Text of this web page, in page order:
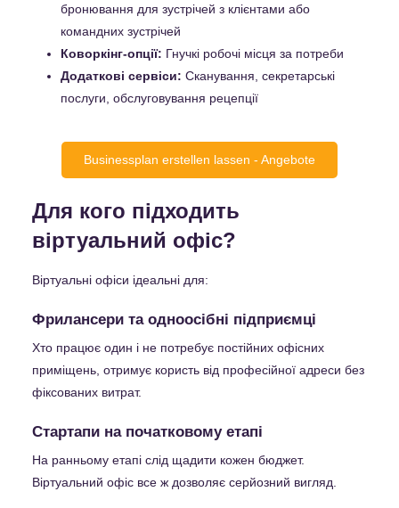
бронювання для зустрічей з клієнтами або
командних зустрічей
Коворкінг-опції: Гнучкі робочі місця за потреби
Додаткові сервіси: Сканування, секретарські
послуги, обслуговування рецепції
Businessplan erstellen lassen - Angebote
Для кого підходить
віртуальний офіс?
Віртуальні офіси ідеальні для:
Фрилансери та одноосібні підприємці
Хто працює один і не потребує постійних офісних
приміщень, отримує користь від професійної адреси без
фіксованих витрат.
Стартапи на початковому етапі
На ранньому етапі слід щадити кожен бюджет.
Віртуальний офіс все ж дозволяє серйозний вигляд.